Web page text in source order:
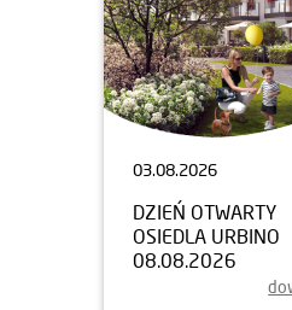
03.08.2026
DZIEŃ OTWARTY
OSIEDLA URBINO
08.08.2026